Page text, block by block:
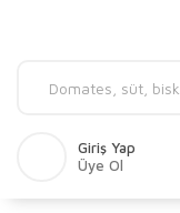
Giriş Yap
Üye Ol